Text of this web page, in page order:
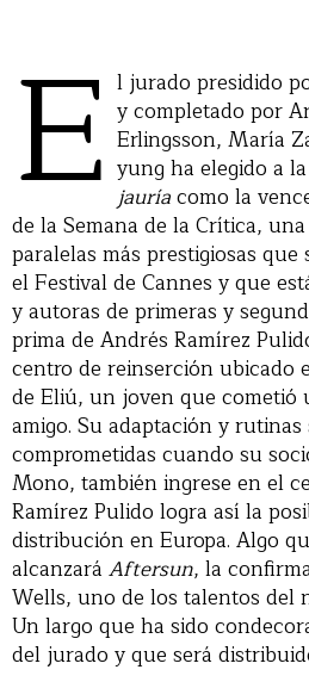
E l jurado presidido
y completado por
Erlingsson, María
yung ha elegido a
jauríacomo la
de la Semana de la Crítica,
paralelas más prestigiosas
el Festival de Cannes y que
y autoras de primeras y
prima de Andrés Ramírez
centro de reinserción ubicado
de Eliú, un joven que
amigo. Su adaptación y
comprometidas cuando su
Mono, también ingrese en el
Ramírez Pulido logra así la
distribución en Europa. Algo
alcanzará Aftersun, la
Wells, uno de los talentos del
Un largo que ha sido
del jurado y que será